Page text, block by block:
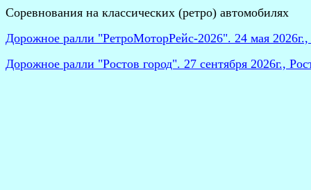
Соревнования на классических (ретро) автомобилях
Дорожное ралли "РетроМоторРейс-2026". 24 мая
Дорожное ралли "Ростов город". 27 сентября 2026г.,